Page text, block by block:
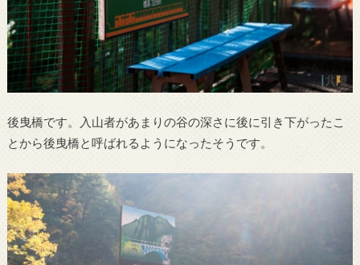
後曳橋です。入山者があまりの谷の深さに後に引き下がったこ
とから後曳橋と呼ばれるようになったそうです。